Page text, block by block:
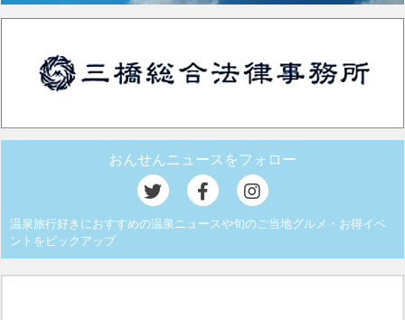
おんせんニュースをフォロー
温泉旅行好きにおすすめの温泉ニュースや旬のご当地グルメ・お得イベ
ントをピックアップ